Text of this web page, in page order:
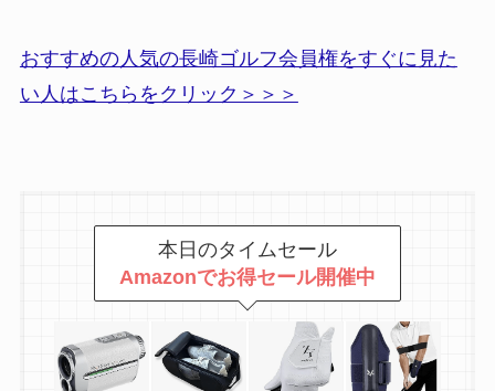
おすすめの人気の長崎ゴルフ会員権をすぐに見た
い人はこちらをクリック＞＞＞
本日のタイムセール
Amazonでお得セール開催中